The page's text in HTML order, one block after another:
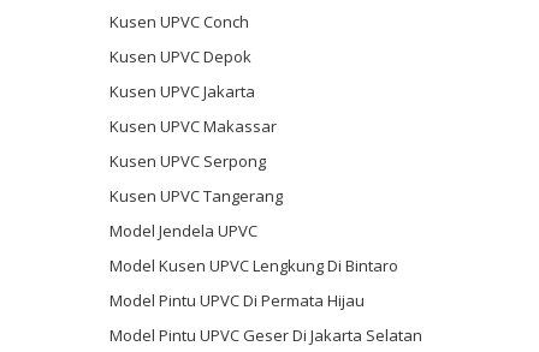
Kusen UPVC Conch
Kusen UPVC Depok
Kusen UPVC Jakarta
Kusen UPVC Makassar
Kusen UPVC Serpong
Kusen UPVC Tangerang
Model Jendela UPVC
Model Kusen UPVC Lengkung Di Bintaro
Model Pintu UPVC Di Permata Hijau
Model Pintu UPVC Geser Di Jakarta Selatan